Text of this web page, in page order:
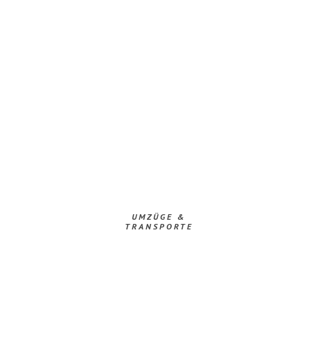
UMZÜGE &
TRANSPORTE